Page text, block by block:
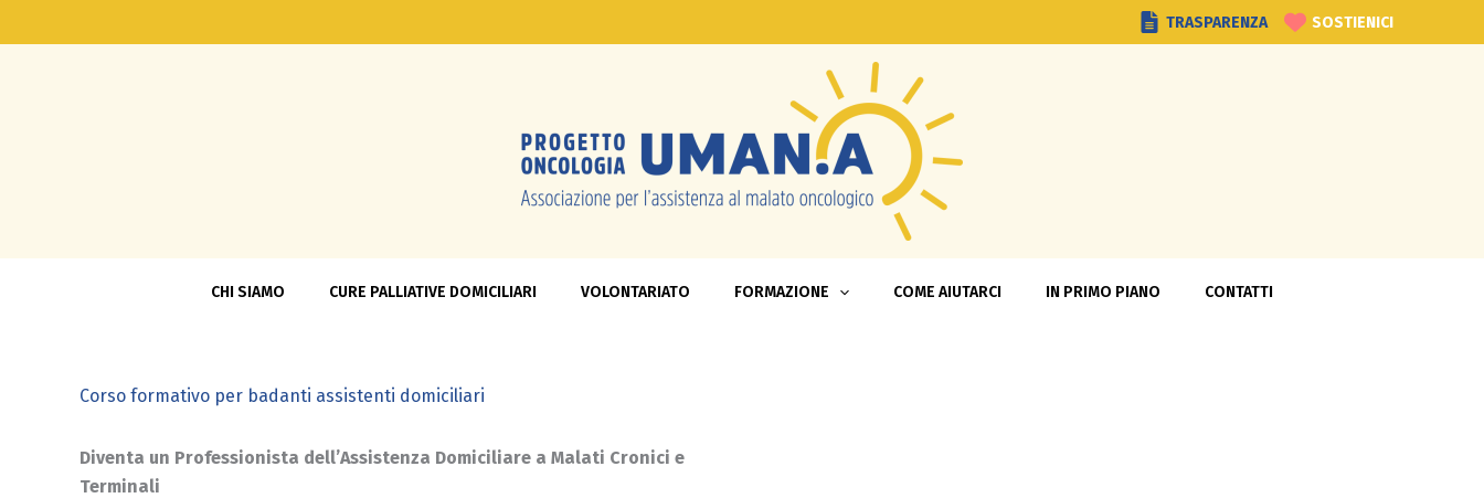
al
TRASPARENZA SOSTIENICI
CHI SIAMO CURE PALLIATIVE DOMICILIARI VOLONTARIATO FORMAZIONE COME AIUTARCI IN PRIMO PIANO CONTATTI
Corso formativo per badanti assistenti domiciliari
Diventa un Professionista dell’Assistenza Domiciliare a Malati Cronici e
Terminali